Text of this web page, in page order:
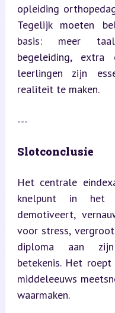
opleiding
Tegelijk moeten
basis: meer
begeleiding, extra
leerlingen zijn
realiteit te maken.
---
Slotconclusie
Het centrale
knelpunt in het
demotiveert,
voor stress,
diploma aan zijn
betekenis. Het
middeleeuws
waarmaken.